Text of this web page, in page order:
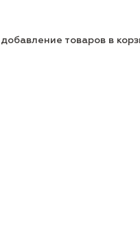
товаров в